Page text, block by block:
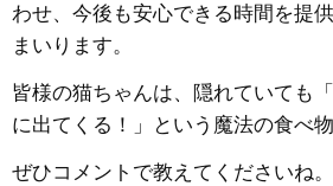
わせ、今後も安心できる時間を提
まいります。
皆様の猫ちゃんは、隠れていても
に出てくる！」という魔法の食べ
ぜひコメントで教えてくださいね。